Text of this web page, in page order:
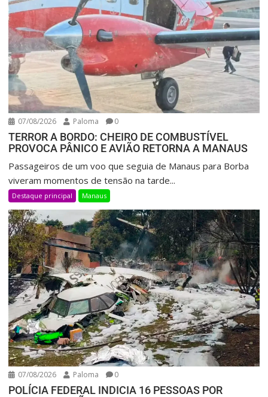
07/08/2026 Paloma 0
TERROR A BORDO: CHEIRO DE COMBUSTÍVEL
PROVOCA PÂNICO E AVIÃO RETORNA A MANAUS
Passageiros de um voo que seguia de Manaus para Borba
viveram momentos de tensão na tarde...
Destaque principal Manaus
07/08/2026 Paloma 0
POLÍCIA FEDERAL INDICIA 16 PESSOAS POR